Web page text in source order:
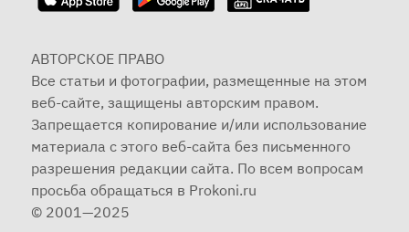
АВТОРСКОЕ ПРАВО
Все статьи и фотографии, размещенные на этом
веб-сайте, защищены авторским правом.
Запрещается копирование и/или использование
материала с этого веб-сайта без письменного
разрешения редакции сайта. По всем вопросам
просьба обращаться в Prokoni.ru
© 2001—2025